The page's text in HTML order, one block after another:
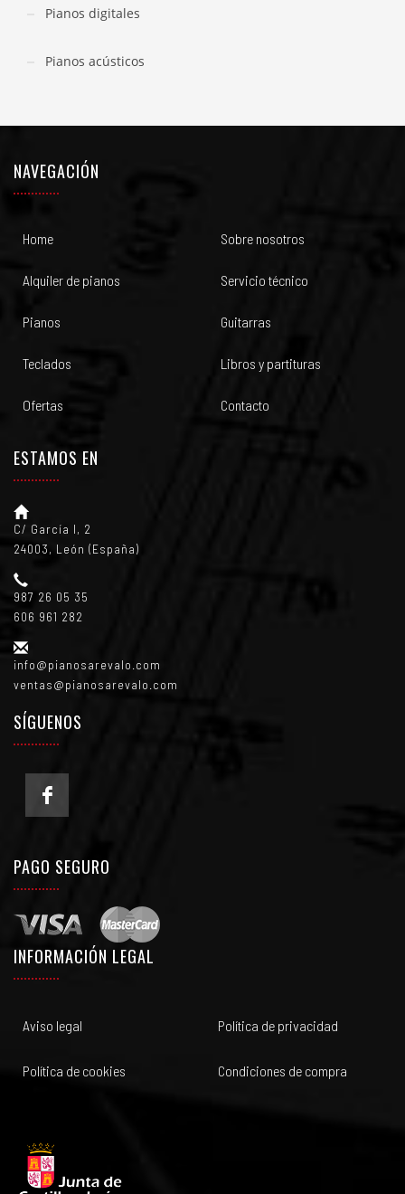
Pianos digitales
Pianos acústicos
NAVEGACIÓN
Home Sobre nosotros
Alquiler de pianos Servicio técnico
Pianos Guitarras
Teclados Libros y partituras
Ofertas Contacto
ESTAMOS EN
C/ García I, 2
24003, León (España)
987 26 05 35
606 961 282
info@pianosarevalo.com
ventas@pianosarevalo.com
SÍGUENOS
PAGO SEGURO
INFORMACIÓN LEGAL
Aviso legal Política de privacidad
Política de cookies Condiciones de compra